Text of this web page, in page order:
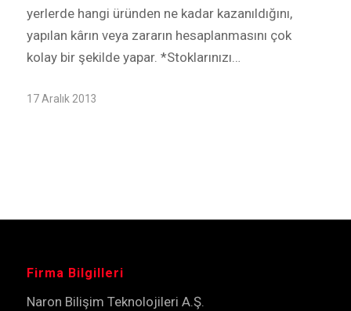
yerlerde hangi üründen ne kadar kazanıldığını,
yapılan kârın veya zararın hesaplanmasını çok
kolay bir şekilde yapar. *Stoklarınızı…
17 Aralık 2013
Firma Bilgilleri
Naron Bilişim Teknolojileri A.Ş.